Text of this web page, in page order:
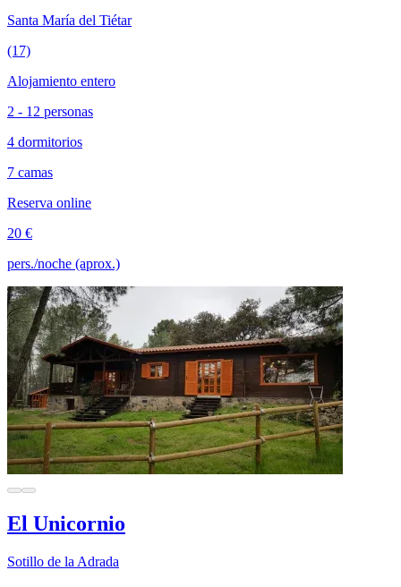
Santa María del Tiétar
(17)
Alojamiento entero
2 - 12 personas
4 dormitorios
7 camas
Reserva online
20 €
pers./noche (aprox.)
El Unicornio
Sotillo de la Adrada